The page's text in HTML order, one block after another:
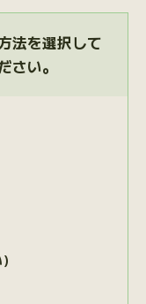
法を選択して
さい。